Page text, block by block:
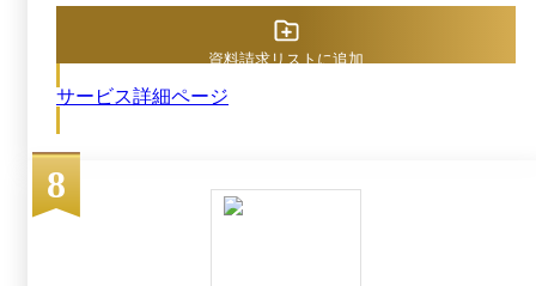
にて完結するため、紙媒体での社内承認や在庫管理、
買い回りによって発生する小口現金管理は不要です。
に請求書を発行します。利用している会計システムへ
れ次第、データを即日で受け取ることができます。
オフィス消耗品から工場消耗品、書籍、オリジナル名
刺までバリエーション豊かなサプライヤと連携してい
るため、豊富な品揃えから購買可能です。発注完了か
サービス詳細ページ
資料請求リストに追加
8